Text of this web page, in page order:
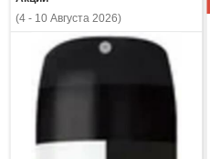
(4 - 10 Августа 2026)